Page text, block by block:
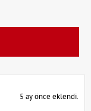
5 ay önce eklendi.